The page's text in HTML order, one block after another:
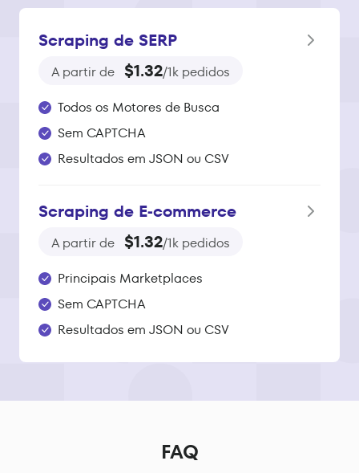
Scraping de SERP
A partir de $1.32/1k pedidos
Todos os Motores de Busca
Sem CAPTCHA
Resultados em JSON ou CSV
Scraping de E‑commerce
A partir de $1.32/1k pedidos
Principais Marketplaces
Sem CAPTCHA
Resultados em JSON ou CSV
FAQ